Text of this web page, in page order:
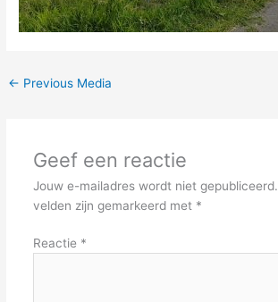
← Previous Media
Geef een reactie
Jouw e-mailadres wordt niet gepubliceerd.
velden zijn gemarkeerd met *
Reactie *